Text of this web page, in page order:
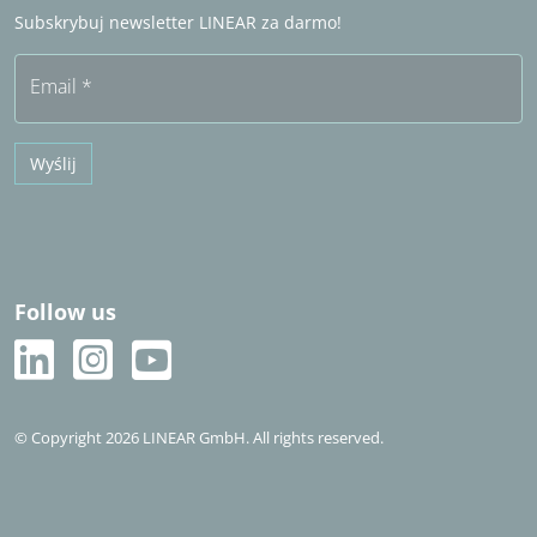
Subskrybuj newsletter LINEAR za darmo!
Email *
Wyślij
Follow us
© Copyright 2026 LINEAR GmbH. All rights reserved.